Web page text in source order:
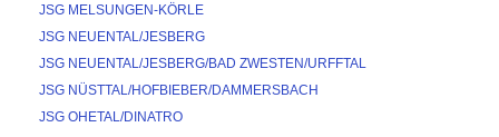
JSG MELSUNGEN-KÖRLE
JSG NEUENTAL/JESBERG
JSG NEUENTAL/JESBERG/BAD ZWESTEN/URFFTAL
JSG NÜSTTAL/HOFBIEBER/DAMMERSBACH
JSG OHETAL/DINATRO